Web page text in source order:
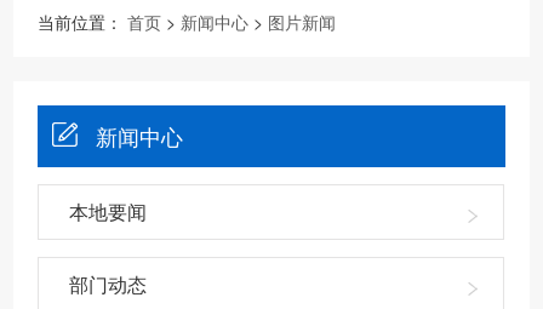
互动交流 政务超市
人才超市 金融超市
当前位置：首页 > 新闻中心 > 图片新闻
新闻中心
本地要闻
部门动态